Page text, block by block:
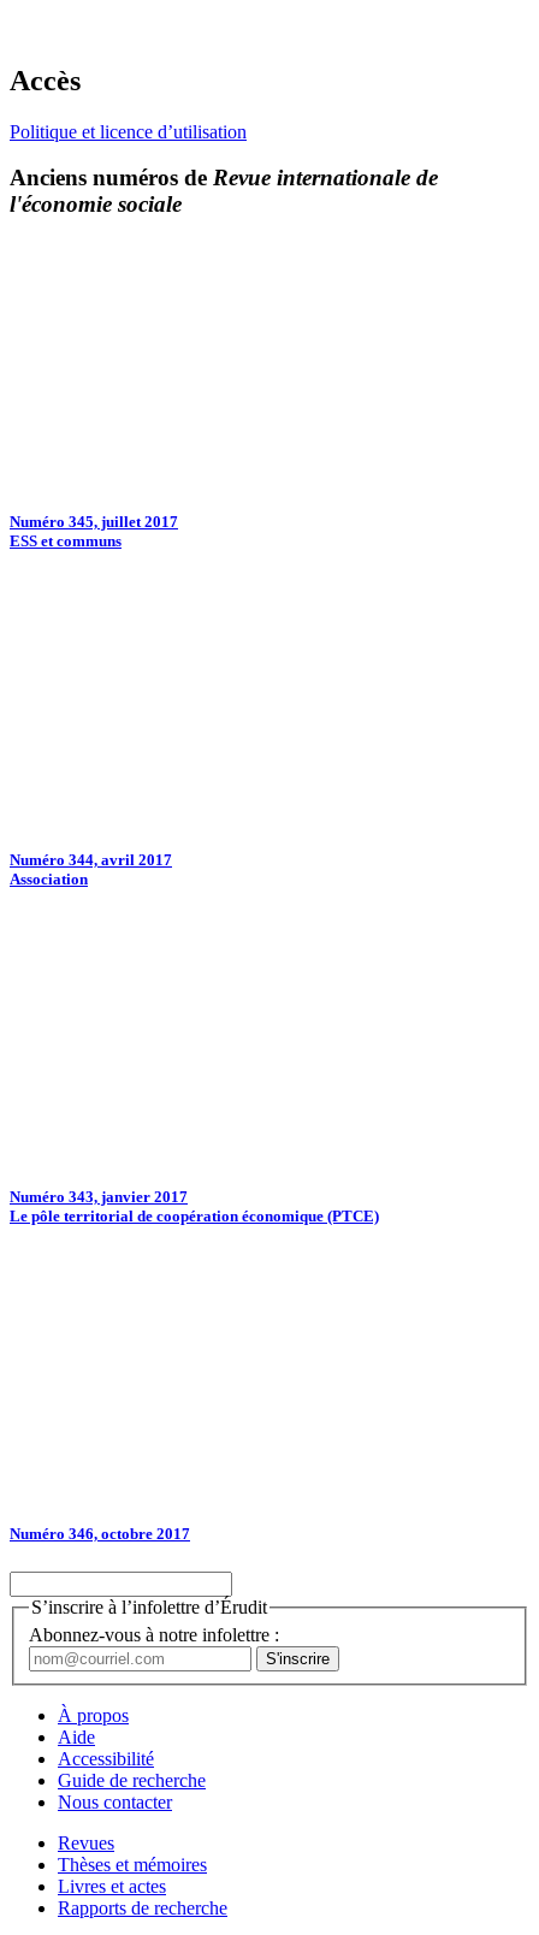
Accès
Politique et licence d’utilisation
Anciens numéros de Revue internationale de
l'économie sociale
Numéro 345, juillet 2017
ESS et communs
Numéro 344, avril 2017
Association
Numéro 343, janvier 2017
Le pôle territorial de coopération économique (PTCE)
Numéro 346, octobre 2017
S’inscrire à l’infolettre d’Érudit
Abonnez-vous à notre infolettre :
À propos
Aide
Accessibilité
Guide de recherche
Nous contacter
Revues
Thèses et mémoires
Livres et actes
Rapports de recherche